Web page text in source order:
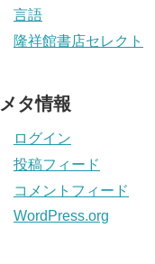
言語
隆祥館書店セレクト
メタ情報
ログイン
投稿フィード
コメントフィード
WordPress.org